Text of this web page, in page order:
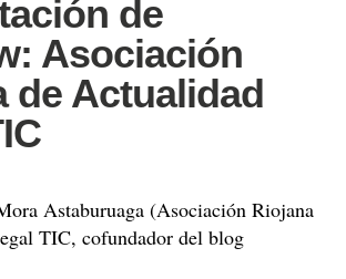
de
Asociación
de Actualidad
Astaburuaga (Asociación Riojana
TIC, cofundador del blog